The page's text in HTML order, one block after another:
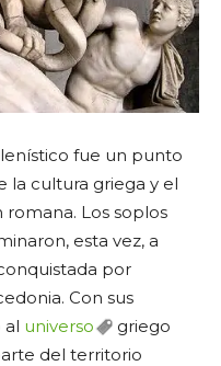
fue un punto
la cultura griega y el
Los soplos
esta vez, a
por
Con sus
al universo
griego
del territorio